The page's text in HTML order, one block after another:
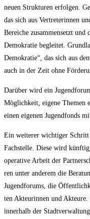
neu­en Struk­tu­ren erfol­gen.
das sich aus Ver­tre­te­rin­nen
Berei­che zusam­men­setzt
Demo­kra­tie beglei­tet.
Demo­kra­tie“, das sich aus
auch in der Zeit ohne
Dar­über wird ein
Mög­lich­keit, eige­ne The­men
einen eige­nen Jugend­fonds
Ein wei­te­rer wich­ti­ger
Fach­stel­le. Die­se wird
ope­ra­ti­ve Arbeit der
ren unter ande­rem die
Jugend­fo­rums, die
ten Akteu­rin­nen und
inner­halb der